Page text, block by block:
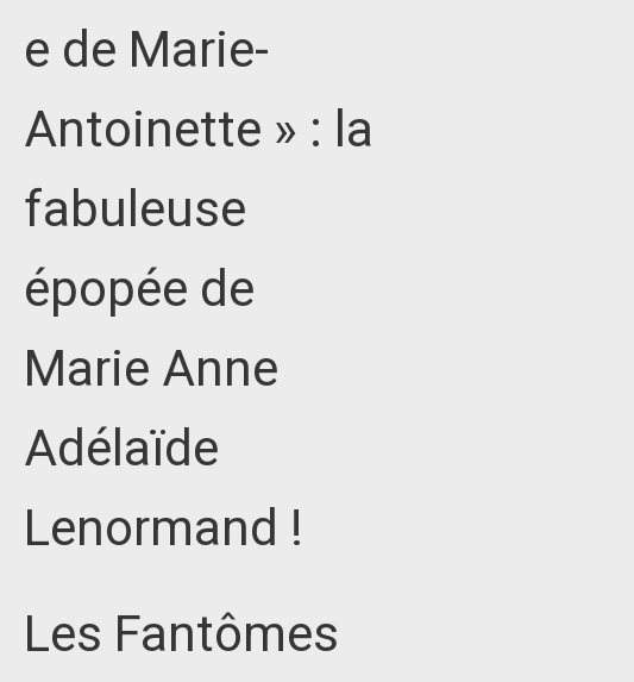
e de Marie-
Antoinette » : la
fabuleuse
épopée de
Marie Anne
Adélaïde
Lenormand !
Les Fantômes